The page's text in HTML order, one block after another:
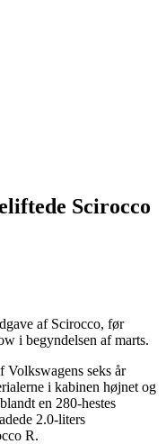
Scirocco
af Scirocco, før
i begyndelsen af marts.
Volkswagens seks år
i kabinen højnet og
en 280-hestes
2.0-liters
R.